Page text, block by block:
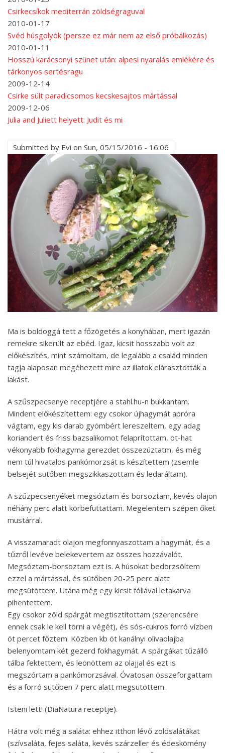
Csirkecsíkok mediterrán zöldségraguval
2010-01-17
Svéd húsgolyók (persze ez már nem az első próbálkozás)
2010-01-11
Hosszú karácsonyi szünet után: alpesi nyaralás emlékére és
tárkonyos sertésragu
2009-12-14
Csirke sült paradicsomos kecskesajtos mártással
2009-12-06
Julia and Juliett helyett: Judit és mi
Submitted by Evi on Sun, 05/15/2016 - 16:06
Ma is boldoggá tett a főzögetés a konyhában, mert igazán
remekre sikerült az ebéd. Igaz, kicsit hosszabb volt az
előkészítés, mint számoltam, de legalább a család minden
tagja alaposan megéhezett mire az illatok elárasztották a
lakást.
A szűszpecsenye receptjére a stahl.hu-n bukkantam.
Mindent előkészítettem: egy csokor újhagymát apróra
vágtam, egy kis darab gyömbért lereszeltem, egy adag
koriandert és friss bazsalikomot felaprítottam, öt-hat
vékonyabb fokhagyma gerezdet összezúztatm, és még
nem túl hivatalos pankómorzsát is készítettem (zsemle
belsejét sütőben megszikkaszottam és ledaráltam).
A szűzpecsenyéket megsóztam és borsoztam, kevés olajon
néhány perc alatt körbefuttattam. Megelentem szépen őket
mustárral.
A visszamaradt olajon megfonnyaszottam a hagymát, és a
tűzről levéve belekevertem az összes hozzávalót.
Megsóztam-borsoztam ezt is. A húsokat bedörzsöltem
ezzel a mártással, és sütőben 20-25 perc alatt
megsütöttem. Utána még egy kicsit fóliával letakarva
pihentettem.
Egy csokor zöld spárgát megtisztítottam (szerencsére
ennek csak le kell törni a végét), és sós-cukros forró vízben
öt percet főztem. Közben kb öt kanálnyi olivaolajba
belenyomtam két gezerd fokhagymát. A spárgákat tűzálló
tálba fektettem, és leönöttem az olajjal és ezt is
megszórtam a pankómorzsával. Óvatosan összeforgattam
és a forró sütőben 7 perc alatt megsütöttem.
Isteni lett! (DiaNatura receptje).
Hátra volt még a saláta: ehhez itthon lévő zöldsalátákat
(szívsaláta, fejes saláta, kevés szárzeller és édeskömény